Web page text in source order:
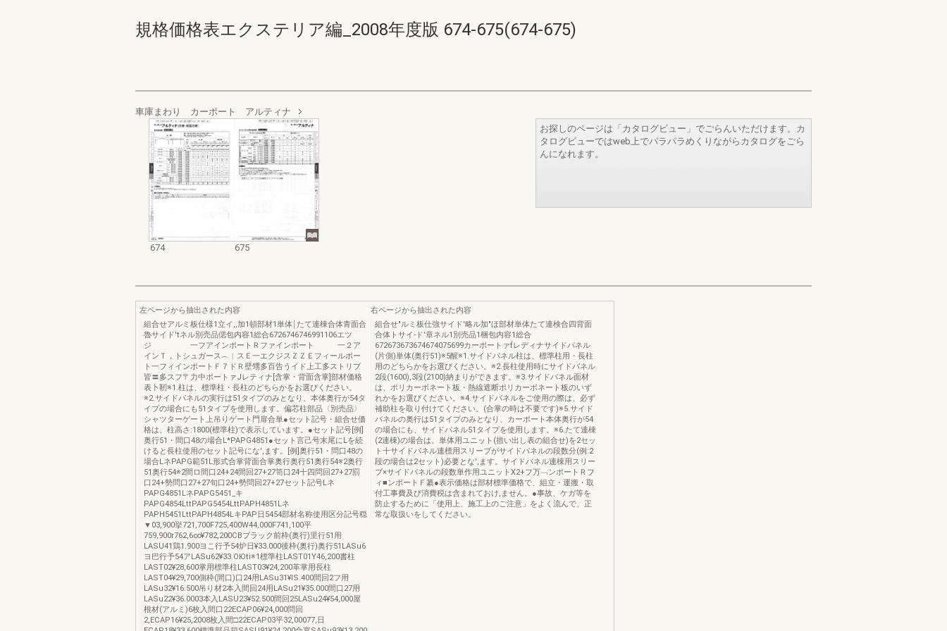
規格価格表エクステリア編_2008年度版 674-675(674-675)
車庫まわり カーポート アルティナ
674 675
お探しのページは「カタログビュー」でごらんいただけます。カ
タログビューではweb上でパラパラめくりながらカタログをごら
んになれます。
左ページから抽出された内容
組合せアルミ板仕様1立イ,,加1頓部材1単体￨たて連棟合体青面合
魯サイド′tネル別売品偲包内容1総合6726746746991106エツ
ジ 一フアインポートＲファインポート 一２ア
インＴ，トシュガース︵︱スＥ一エクジスＺＺＥフィールポー
ト一フィインポートＦ７ドＲ壁甥多百告うイド上工多ストリブ
皆〓多スフ〒力中ポートァJレティナ[含掌・背面含掌]部材価格
表卜靭※1.柱は、標準柱・長柱のどちらかをお選びください。
※2.サイドパネルの実行は51タイプのみとなり、本体奥行が54タ
イプの場合にも51タイプを使用します。偏芯柱部品〈別売品〉
シャツターゲート上吊りゲート門扉合単●セット記号・組合せ価
格は、柱高さ:1800(標準柱)で表示しています。●セット記号[例]
奥行51・間口48の場合L*PAPG4851●セット言己号末尾にLを続
けると長柱使用のセット記号にな',ます。[例]奥行51・問口48の
場合LネPAPG範51L形式合掌背面合掌奥行奥行51奥行54※2奥行
51奥行54※2間ロ間口24+24間回27+27笥口24十四問回27+27罰
口24+勢問口27+27旬口24+勢問回27+27セット記号Lネ
PAPG4851LネPAPG5451_キ
PAPG4854LttPAPG5454LttPAPH4851Lネ
PAPH5451LttPAPH4854LキPAP日5454部材名称使用区分記号穏
▼03,900挙721,700F725,400W44,000F741,100平
759,900r762,6∞¥782,200CBブラック前枠(奥行)里行51用
LASU41鶏1.900ヨこ行予54炉日¥33.000後枠(奥行)奥行51LASu6
ヨ巴行予54アLASu62¥33.OЮti※1標準柱LAST01Y46,200書柱
LAST02¥28,600掌用標準柱LAST03¥24,200革掌用長柱
LAST04¥29,700側枠(間口)口24用LASu31¥lS.400間回2フ用
LASu32¥16.500吊り材2本入間回24用LASu21¥35.000間口27用
LASu22¥36.0003本入LASU23¥52.500間回25LASu24¥54,000屋
根材(アルミ)6枚入間口22ECAP06¥24,000問回
2,ECAP16¥25,2008枚入間□22ECAP03平32,00077,日
右ページから抽出された内容
組合せ″ルミ板仕強サイド′略ル加"ほ部材単体たて連検合四背面
合体トサイ‐ド′章ネル1別売品1梱包内容1総合
672673673674674075699カーポートァfレディナサイドパネル
(片側)単体(奥行51)※5醒※1.サイドパネル柱は、標準柱用・長柱
用のどちらかをお選びください。※2.長柱使用時にサイドバネル
2段(1600),3段(2100)納まりができます。※3.サイドパネル面材
は、ポリカーボネート板・熱線遮断ポリカーボネート板のいず
れかをお選びください。※4.サイドパネルをご使用の際は、必ず
補助柱を取り付けてください。(合掌の時は不要です)※5.サイド
バネルの奥行は51タイプのみとなり、カーポート本体奥行が54
の場合にも、サイドパネル51タイプを使用します。※6.たて連棟
(2連棟)の場合は、単体用ユニット(措い出し表の組合せ)を2セッ
ト十サイドパネル連標用スリーブがサイドパネルの段数分(例:2
段の場合は2セット)必要とな',ます。サイドバネル連棟用スリー
ブ×サイドバネルの段数単作用ユニットX2+フ万﹁ンポートＲフ
ィ■ンポートＦ纂●表示価格は部材標準価格で、組立・運搬・取
付工事費及び消費税は含まれておけ,ません。●事故、ケガ等を
防止するために「使用上、施工上のご注意」をよく流んで、正
常な取扱いをしてください。